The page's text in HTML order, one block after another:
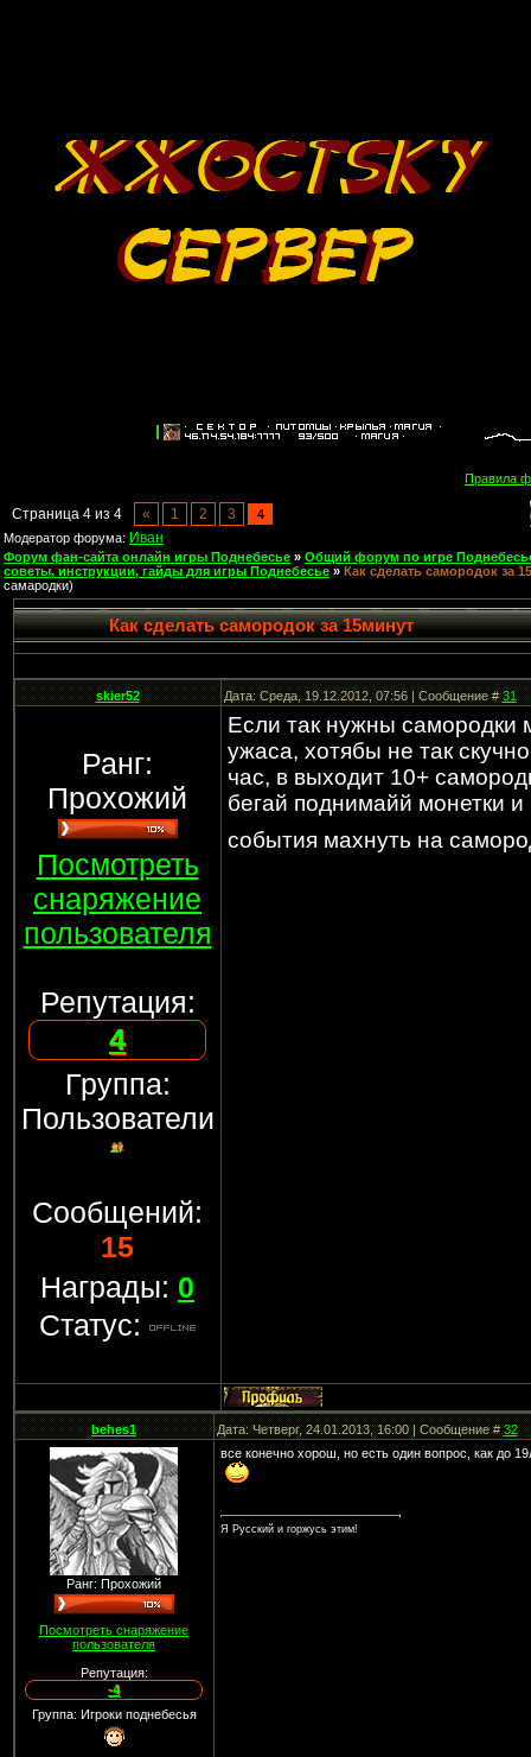
Правила
Страница 4 из 4 « 1 2 3
4
Модератор форума: Иван
Форум фан-сайта онлайн игры Поднебесье » Общий форум по игре
советы, инструкции, гайды для игры Поднебесье » Как сделать самородок за
самародки)
Как сделать самородок за 15минут
skier52 Дата: Среда, 19.12.2012, 07:56 | Сообщение #31
Ранг:
Прохожий
Посмотреть
снаряжение
пользователя
Репутация:
4
Группа:
Пользователи
Сообщений:
15
Награды: 0
Статус:
Если так нужны самородки
ужаса, хотябы не так
час, в выходит 10+
бегай поднимайй монетки
события махнуть на
behes1 Дата: Четверг, 24.01.2013, 16:00 | Сообщение #32
Ранг: Прохожий
Посмотреть снаряжение
пользователя
Репутация:
-4
Группа: Игроки поднебесья
все конечно хорош, но есть один вопрос, как до
Я Русский и горжусь этим!